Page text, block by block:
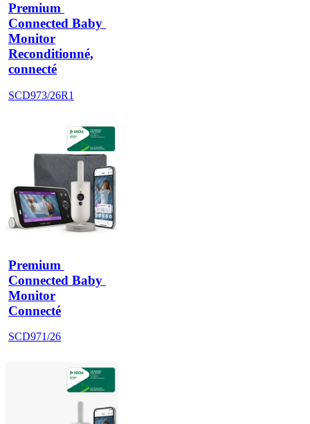
Premium
Connected Baby
Monitor
Reconditionné,
connecté
SCD973/26R1
Premium
Connected Baby
Monitor
Connecté
SCD971/26